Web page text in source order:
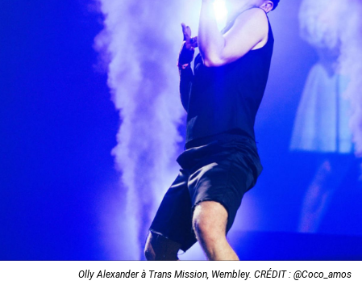
Olly Alexander à Trans Mission, Wembley. CRÉDIT : @Coco_amos